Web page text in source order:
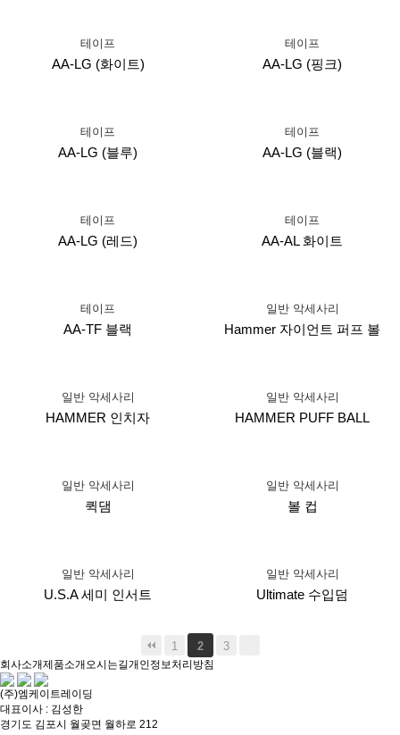
테이프
AA-LG (화이트)
테이프
AA-LG (핑크)
테이프
AA-LG (블루)
테이프
AA-LG (블랙)
테이프
AA-LG (레드)
테이프
AA-AL 화이트
테이프
AA-TF 블랙
일반 악세사리
Hammer 자이언트 퍼프 볼
일반 악세사리
HAMMER 인치자
일반 악세사리
HAMMER PUFF BALL
일반 악세사리
퀵댐
일반 악세사리
볼 컵
일반 악세사리
U.S.A 세미 인서트
일반 악세사리
Ultimate 수입덤
1 2 3
회사소개제품소개 오시는길개인정보처리방침
(주)엠케이트레이딩
대표이사 : 김성한
경기도 김포시 월곶면 월하로 212